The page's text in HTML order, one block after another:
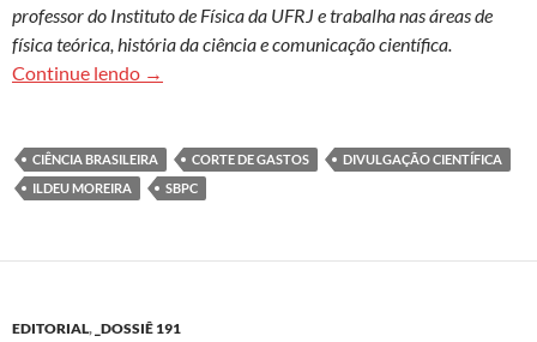
professor do Instituto de Física da UFRJ e trabalha nas áreas de
física teórica, história da ciência e comunicação científica.
Continue lendo Ildeu Moreira: Por falta de visão, política e
→
CIÊNCIA BRASILEIRA CORTE DE GASTOS
DIVULGAÇÃO CIENTÍFICA
ILDEU MOREIRA
SBPC
EDITORIAL, _DOSSIÊ 191